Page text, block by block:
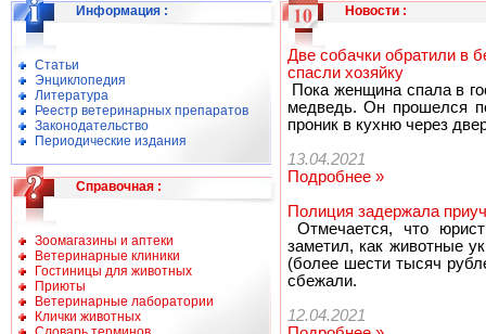
Информация :
Статьи
Энциклопедия
Литература
Реестр ветеринарных препаратов
Законодательство
Периодические издания
Справочная :
Зоомагазины и аптеки
Ветеринарные клиники
Гостиницы для животных
Приюты
Ветеринарные лаборатории
Клички животных
Новости:
Две собачки обратили в
спасли хозяйку
Пока женщина спала в
медведь. Он прошелся
проник в кухню через
13.04.2021
Подробнее »
Полиция задержала
Отмечается, что
заметил, как животные
(более шести тысяч
сбежали.
12.04.2021